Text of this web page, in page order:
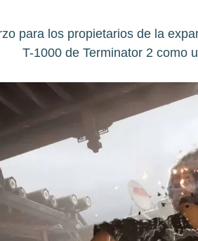
para los propietarios de la
T-1000 de Terminator 2 como